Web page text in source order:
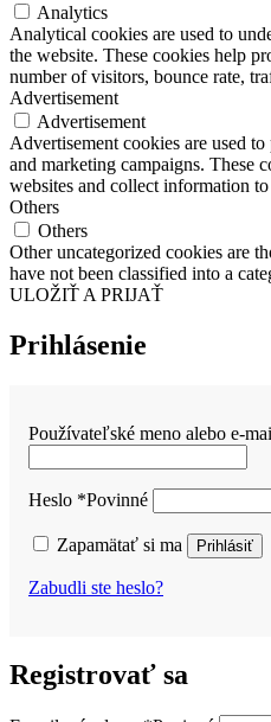
Analytics
Analytical cookies are used to
the website. These cookies help
number of visitors, bounce rate,
Advertisement
Advertisement
Advertisement cookies are used
and marketing campaigns. These
websites and collect information
Others
Others
Other uncategorized cookies are
have not been classified into a
ULOŽIŤ A PRIJAŤ
Prihlásenie
Používateľské meno alebo e-
Heslo *Povinné
Zapamätať si ma Prihlásiť
Zabudli ste heslo?
Registrovať sa